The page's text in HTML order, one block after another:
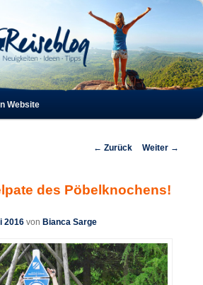
Website
Beitrags-
← Zurück Weiter →
des Pöbelknochens!
2016 von Bianca Sarge